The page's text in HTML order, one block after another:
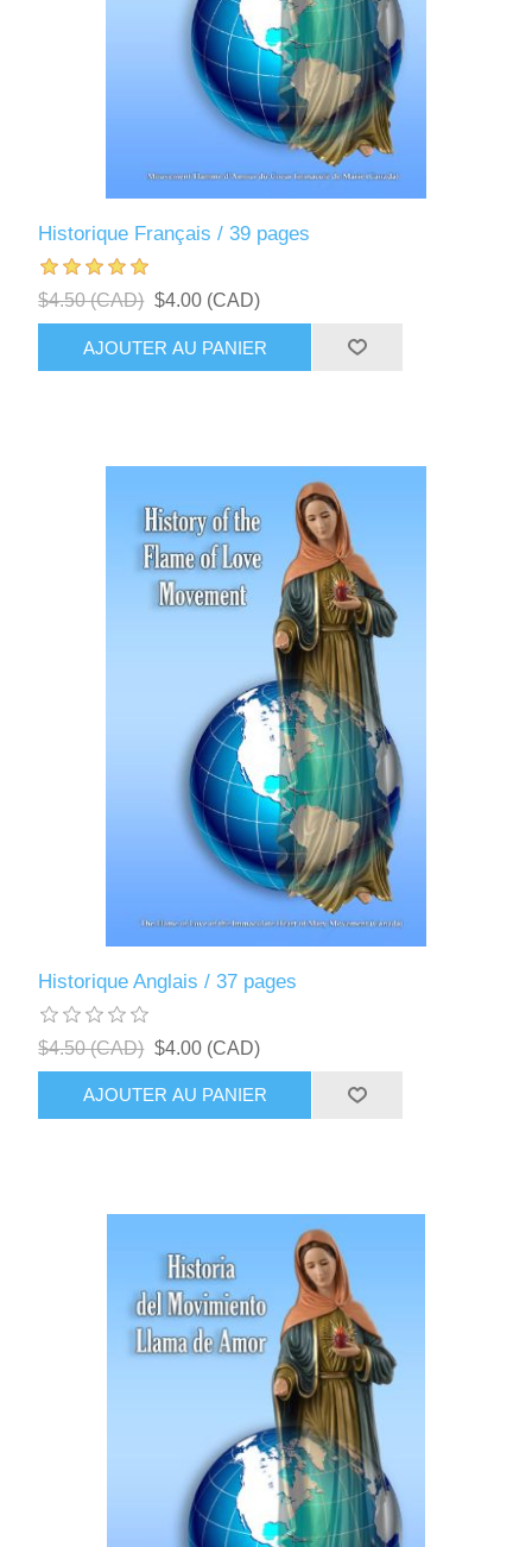
Historique Français / 39 pages
$4.50 (CAD) $4.00 (CAD)
AJOUTER AU PANIER
Historique Anglais / 37 pages
$4.50 (CAD) $4.00 (CAD)
AJOUTER AU PANIER